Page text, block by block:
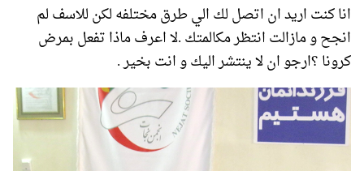
انا كنت اريد ان اتصل لك الي طرق مختلفه لكن للاسف لم
انجح و مازالت انتظر مكالمتك .لا اعرف ماذا تفعل بمرض
كرونا ؟ارجو ان لا ينتشر اليك و انت بخير .